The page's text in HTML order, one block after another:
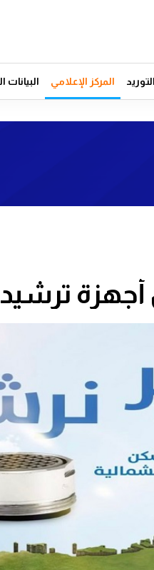
المركز الإعلامي البيانات